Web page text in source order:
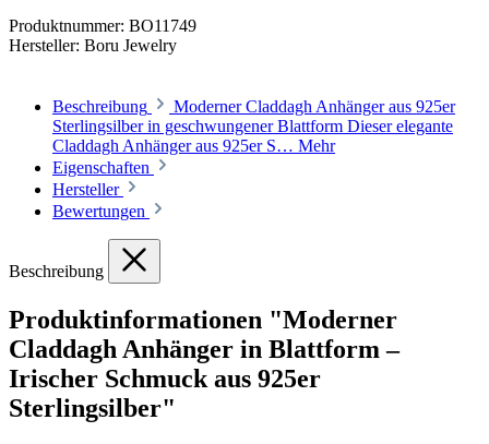
Produktnummer: BO11749
Hersteller: Boru Jewelry
Beschreibung
Moderner Claddagh Anhänger aus 925er
Sterlingsilber in geschwungener Blattform Dieser elegante
Claddagh Anhänger aus 925er S… Mehr
Eigenschaften
Hersteller
Bewertungen
Beschreibung
Produktinformationen "Moderner
Claddagh Anhänger in Blattform –
Irischer Schmuck aus 925er
Sterlingsilber"